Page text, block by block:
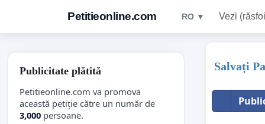
Petitieonline.com RO ▼ Vezi
Salvați
Publicitate plătită
Petitieonline.com va promova
această petiție către un număr de
3,000 persoane.